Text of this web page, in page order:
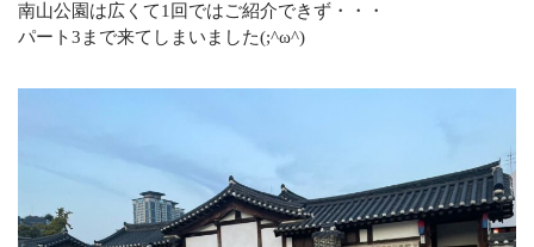
お問い合わせ
CONTACT
不動産のことならなんでもお任せください
南山公園は広くて1回ではご紹介できず・・・
パート3まで来てしまいました(;^ω^)